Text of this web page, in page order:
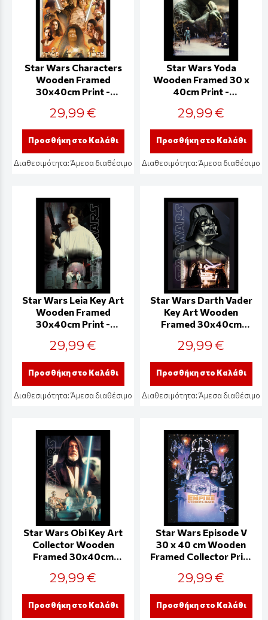
Star Wars Characters
Wooden Framed
30x40cm Print -
29,99 €
Προσθήκη στο Καλάθι
Διαθεσιμότητα:Άμεσα διαθέσιμο
Star Wars Yoda
Wooden Framed 30 x
40cm Print -
29,99 €
Προσθήκη στο Καλάθι
Διαθεσιμότητα:Άμεσα διαθέσιμο
Star Wars Leia Key Art
Wooden Framed
30x40cm Print -
29,99 €
Προσθήκη στο Καλάθι
Διαθεσιμότητα:Άμεσα διαθέσιμο
Star Wars Darth Vader
Key Art Wooden
Framed 30x40cm
29,99 €
Προσθήκη στο Καλάθι
Διαθεσιμότητα:Άμεσα διαθέσιμο
Star Wars Obi Key Art
Collector Wooden
Framed 30x40cm
29,99 €
Προσθήκη στο Καλάθι
Star Wars Episode V
30 x 40 cm Wooden
Framed Collector Print
29,99 €
Προσθήκη στο Καλάθι